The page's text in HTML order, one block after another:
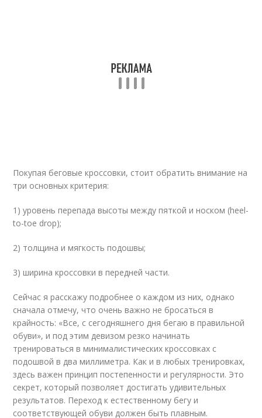
Покупая беговые кроссовки, стоит обратить внимание на
три основных критерия:
1) уровень перепада высоты между пяткой и носком (heel-
to-toe drop);
2) толщина и мягкость подошвы;
3) ширина кроссовки в передней части.
Сейчас я расскажу подробнее о каждом из них, однако
сначала отмечу, что очень важно не бросаться в
крайность: «Все, с сегодняшнего дня бегаю в правильной
обуви», и под этим девизом резко начинать
тренироваться в минималистических кроссовках с
подошвой в два миллиметра. Как и в любых тренировках,
здесь важен принцип постепенности и регулярности. Это
секрет, который позволяет достигать удивительных
результатов. Переход к естественному бегу и
соответствующей обуви должен быть плавным.